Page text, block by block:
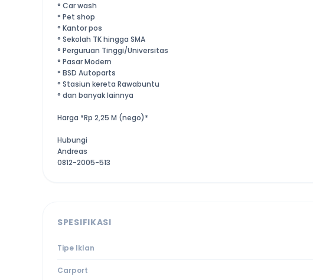
° Car wash
° Pet shop
° Kantor pos
° Sekolah TK hingga SMA
° Perguruan Tinggi/Universitas
° Pasar Modern
° BSD Autoparts
° Stasiun kereta Rawabuntu
° dan banyak lainnya
Harga *Rp 2,25 M (nego)*
Hubungi
Andreas
0812-2005-513
SPESIFIKASI
Tipe Iklan
Carport